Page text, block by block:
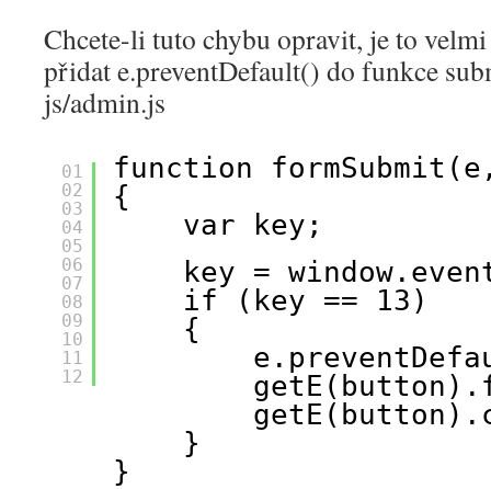
Chcete-li tuto chybu opravit, je to
přidat e.preventDefault() do funkce
js/admin.js
01
02
03
04
05
06
07
08
09
10
11
12
function
{
var key;
key =
if (key == 13)
{
}
}